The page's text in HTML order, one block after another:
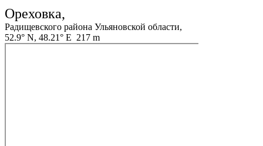
Ореховка,
Радищевского района Ульяновской области,
52.9° N, 48.21° E 217 m